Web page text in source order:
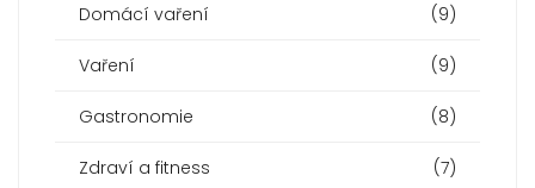
Domácí vaření (9)
Vaření (9)
Gastronomie (8)
Zdraví a fitness (7)